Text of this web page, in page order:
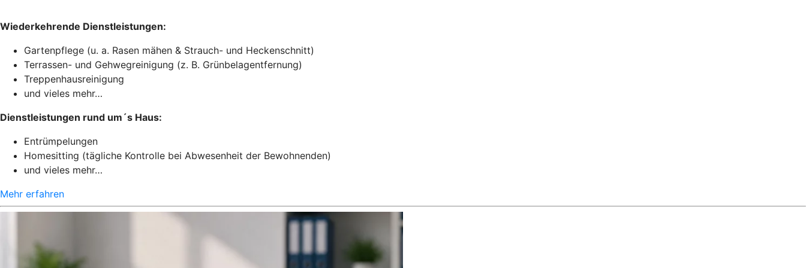
Wiederkehrende Dienstleistungen:
Gartenpflege (u. a. Rasen mähen & Strauch- und Heckenschnitt)
Terrassen- und Gehwegreinigung (z. B. Grünbelagentfernung)
Treppenhausreinigung
und vieles mehr…
Dienstleistungen rund um´s Haus:
Entrümpelungen
Homesitting (tägliche Kontrolle bei Abwesenheit der Bewohnenden)
und vieles mehr…
Mehr erfahren